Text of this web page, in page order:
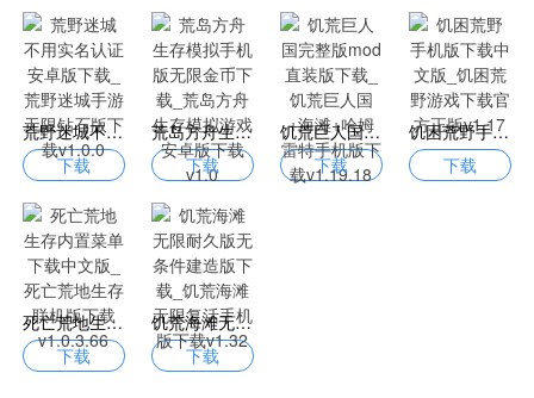
荒野迷城不用实名认证安卓版下载_荒野迷城手游无限钻石版下载v1.0.0
下载
荒岛方舟生存模拟手机版无限金币下载_荒岛方舟生存模拟游戏安卓版下载v1.0
下载
饥荒巨人国完整版mod直装版下载_饥荒巨人国+海滩+哈姆雷特手机版下载v1.19.18
下载
饥困荒野手机版下载中文版_饥困荒野游戏下载官方正版v1.17
下载
死亡荒地生存内置菜单下载中文版_死亡荒地生存联机版下载v1.0.3.66
下载
饥荒海滩无限耐久版无条件建造版下载_饥荒海滩无限复活手机版下载v1.32
下载